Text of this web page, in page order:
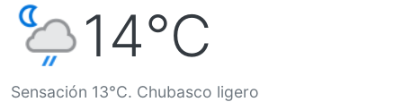
14°C
Sensación 13°C. Chubasco ligero